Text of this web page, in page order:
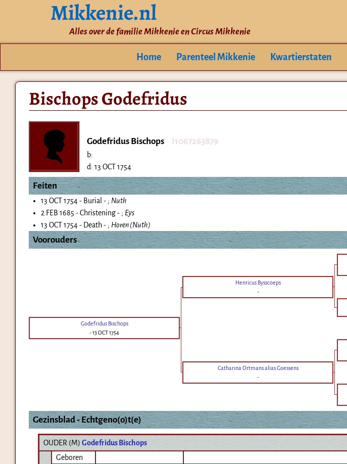
Mikkenie.nl
Alles over de familie Mikkenie en Circus Mikkenie
Home Parenteel Mikkenie Kwartierstaten
Bischops Godefridus
Godefridus Bischops I1067263879
b:
d: 13 OCT 1754
Feiten
13 OCT 1754 - Burial - ; Nuth
2 FEB 1685 - Christening - ; Eys
13 OCT 1754 - Death - ; Horen (Nuth)
Voorouders
Henricus Bysscoeps
-
Godefridus Bischops
-13 OCT 1754
Catharina Ortmans alias Goessens
-
Gezinsblad - Echtgeno(o)t(e)
OUDER (M) Godefridus Bischops
Geboren